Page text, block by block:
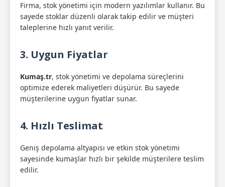
Firma, stok yönetimi için modern yazılımlar kullanır. Bu
sayede stoklar düzenli olarak takip edilir ve müşteri
taleplerine hızlı yanıt verilir.
3. Uygun Fiyatlar
Kumaş.tr, stok yönetimi ve depolama süreçlerini
optimize ederek maliyetleri düşürür. Bu sayede
müşterilerine uygun fiyatlar sunar.
4. Hızlı Teslimat
Geniş depolama altyapısı ve etkin stok yönetimi
sayesinde kumaşlar hızlı bir şekilde müşterilere teslim
edilir.